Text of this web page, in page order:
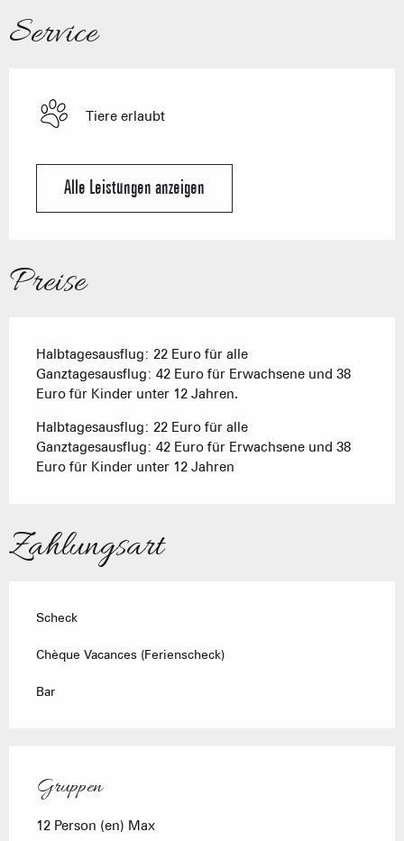
Service
Tiere erlaubt
Alle Leistungen anzeigen
Preise
Halbtagesausflug: 22 Euro für alle
Ganztagesausflug: 42 Euro für Erwachsene und 38
Euro für Kinder unter 12 Jahren.
Halbtagesausflug: 22 Euro für alle
Ganztagesausflug: 42 Euro für Erwachsene und 38
Euro für Kinder unter 12 Jahren
Zahlungsart
Scheck
Chèque Vacances (Ferienscheck)
Bar
Gruppen
Gruppen
12 Person (en) Max